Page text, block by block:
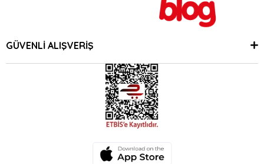
GÜVENLİ ALIŞVERİŞ